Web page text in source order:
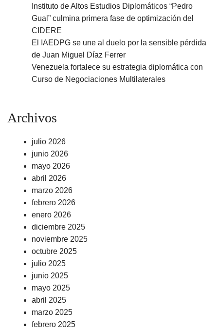
Instituto de Altos Estudios Diplomáticos “Pedro
Gual” culmina primera fase de optimización del
CIDERE
El IAEDPG se une al duelo por la sensible pérdida
de Juan Miguel Díaz Ferrer
Venezuela fortalece su estrategia diplomática con
Curso de Negociaciones Multilaterales
Archivos
julio 2026
junio 2026
mayo 2026
abril 2026
marzo 2026
febrero 2026
enero 2026
diciembre 2025
noviembre 2025
octubre 2025
julio 2025
junio 2025
mayo 2025
abril 2025
marzo 2025
febrero 2025